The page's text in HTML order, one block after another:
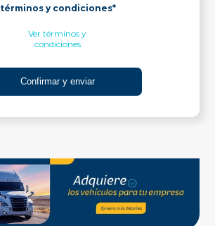
términos y condiciones*
Ver términos y
condiciones